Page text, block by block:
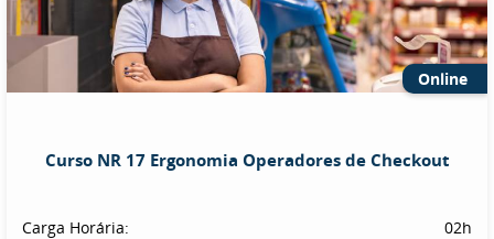
Online
Curso NR 17 Ergonomia Operadores de Checkout
Carga Horária:
02h